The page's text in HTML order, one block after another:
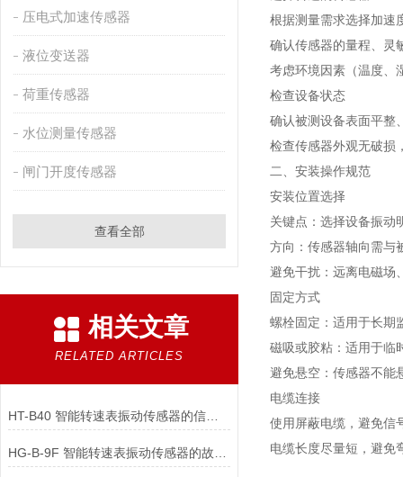
压电式加速传感器
液位变送器
荷重传感器
水位测量传感器
闸门开度传感器
查看全部
相关文章
RELATED ARTICLES
HT-B40 智能转速表振动传感器的信号输出类型有哪些？
根据测量需求选择加速
确认传感器的量程、灵
考虑环境因素（温度、
检查设备状态
确认被测设备表面平整
检查传感器外观无破损
二、安装操作规范
安装位置选择
关键点：选择设备振动
方向：传感器轴向需与
避免干扰：远离电磁场
固定方式
螺栓固定：适用于长期
磁吸或胶粘：适用于临
避免悬空：传感器不能
电缆连接
使用屏蔽电缆，避免信
电缆长度尽量短，避免